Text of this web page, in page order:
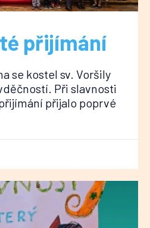
přijímání
se kostel sv. Voršily
Při slavnosti
přijalo poprvé